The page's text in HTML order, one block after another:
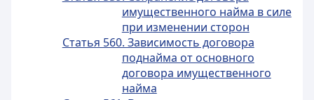
имущественного найма в силе
при изменении сторон
Статья 560. Зависимость договора
поднайма от основного
договора имущественного
найма